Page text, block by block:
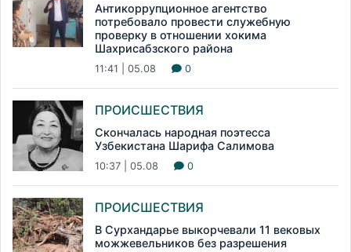
Антикоррупционное агентство
потребовало провести служебную
проверку в отношении хокима
Шахрисабзского района
11:41 | 05.08 0
ПРОИСШЕСТВИЯ
Скончалась народная поэтесса
Узбекистана Шарифа Салимова
10:37 | 05.08 0
ПРОИСШЕСТВИЯ
В Сурхандарье выкорчевали 11 вековых
можжевельников без разрешения